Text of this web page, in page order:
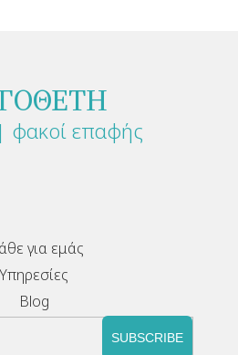
φακοί επαφής
για εμάς
Υπηρεσίες
Blog
SUBSCRIBE